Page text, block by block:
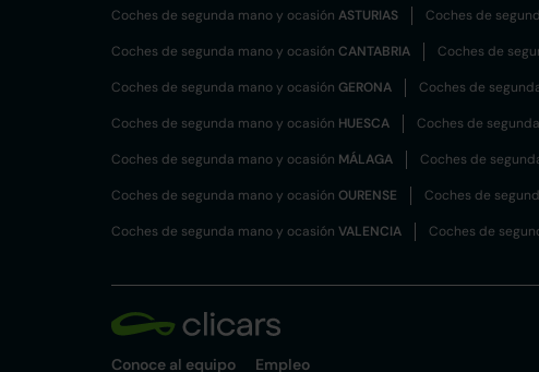
Coches de segunda mano y ocasión ASTURIAS Coches de
Coches de segunda mano y ocasión CANTABRIA Coches de
Coches de segunda mano y ocasión GERONA Coches de
Coches de segunda mano y ocasión HUESCA Coches de
Coches de segunda mano y ocasión MÁLAGA Coches de
Coches de segunda mano y ocasión OURENSE Coches de
Coches de segunda mano y ocasión VALENCIA Coches de
Conoce al equipo Empleo